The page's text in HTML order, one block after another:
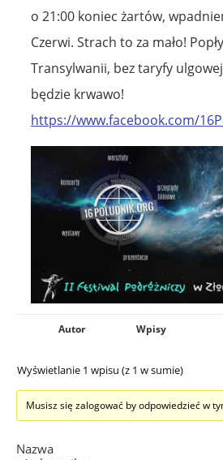
o 21:00 koniec żartów,
Czerwi. Strach to za mało!
Transylwanii, bez taryfy
będzie krwawo!
https://www.facebook.com/
Autor Wpisy
Wyświetlanie 1 wpisu (z 1 w sumie)
Musisz się zalogować by odpowiedzieć w
Nazwa